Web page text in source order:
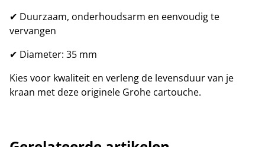
✔ Duurzaam, onderhoudsarm en eenvoudig te
vervangen
✔ Diameter: 35 mm
Kies voor kwaliteit en verleng de levensduur van je
kraan met deze originele Grohe cartouche.